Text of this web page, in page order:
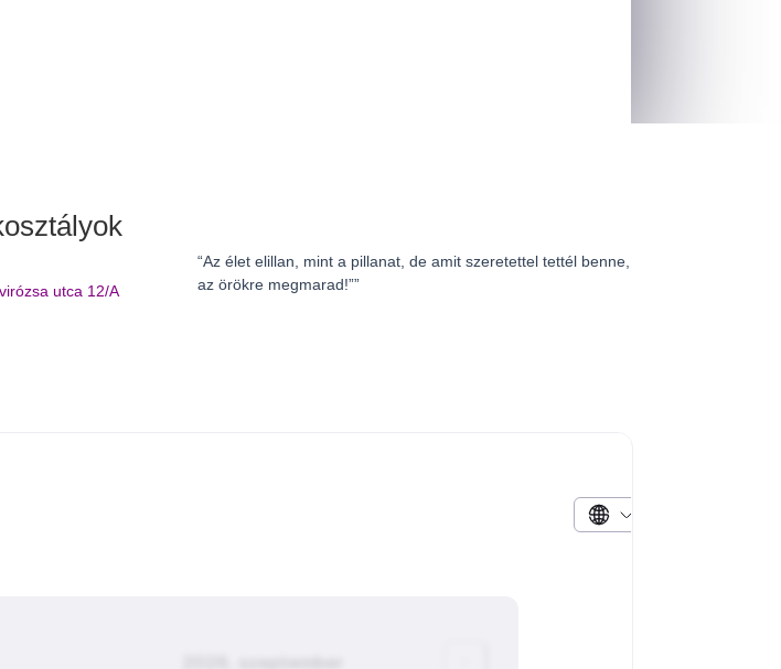
utca 12/A
“Az élet elillan, mint a pillanat, de amit szeretettel tettél benne,
az örökre megmarad!””